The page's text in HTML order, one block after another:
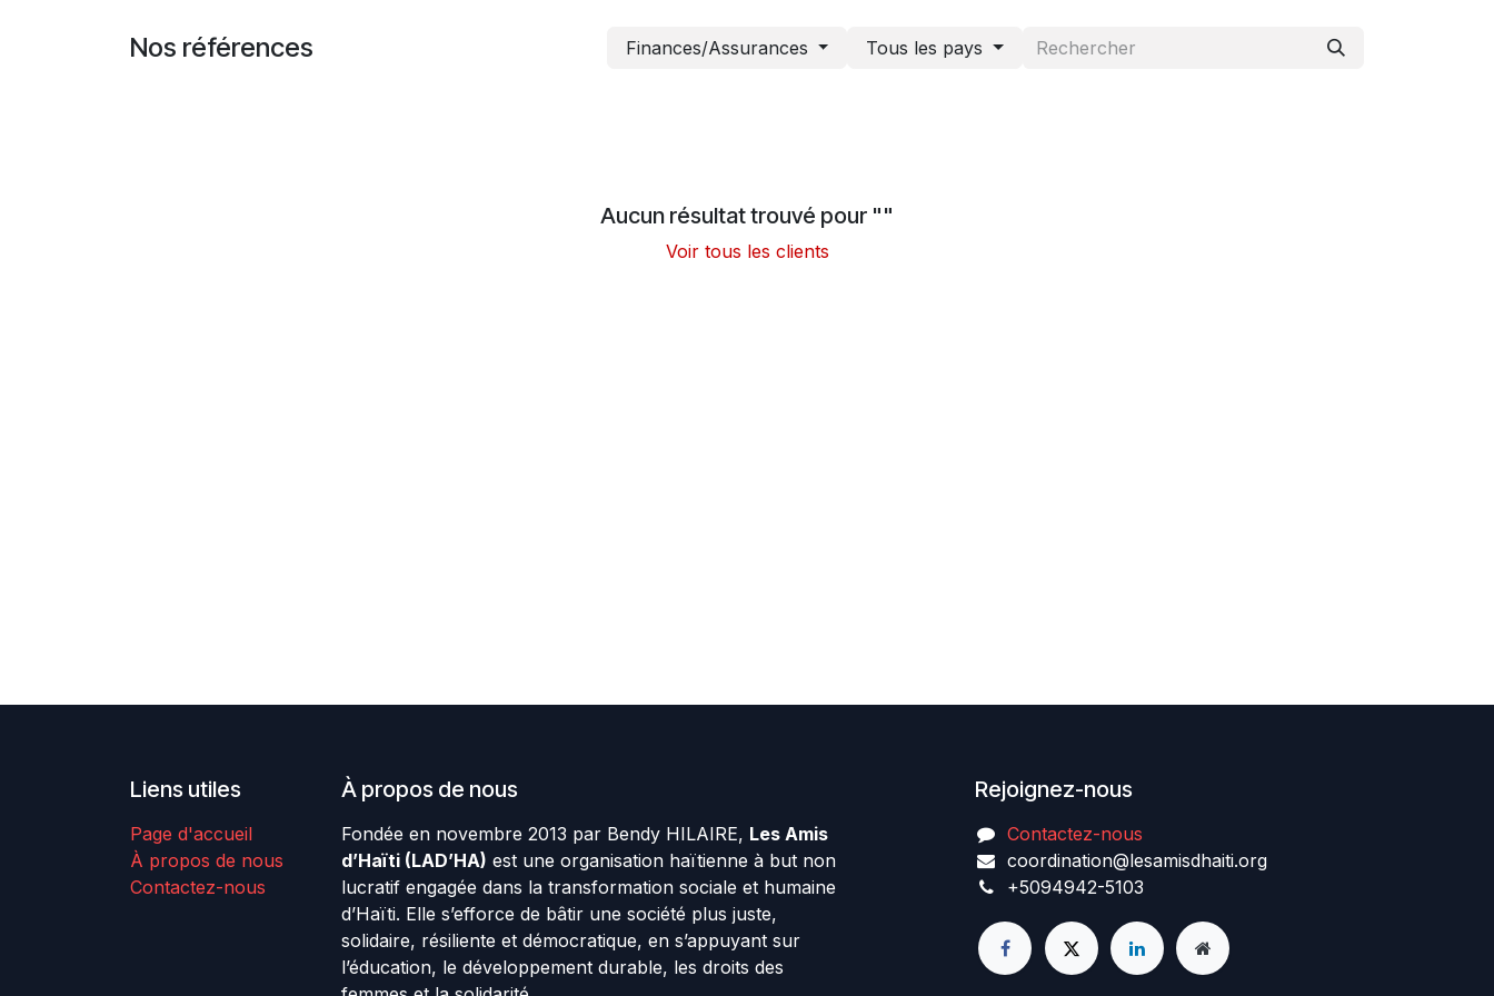
Nos références Finances/Assurances Tous les pays
Aucun résultat trouvé pour ""
Voir tous les clients
Liens utiles
Page d'accueil
À propos de nous
Contactez-nous
À propos de nous
Fondée en novembre 2013 par Bendy HILAIRE, Les Amis
d’Haïti (LAD’HA) est une organisation haïtienne à but non
lucratif engagée dans la transformation sociale et humaine
d’Haïti. Elle s’efforce de bâtir une société plus juste,
solidaire, résiliente et démocratique, en s’appuyant sur
l’éducation, le développement durable, les droits des
Rejoignez-nous
Contactez-nous
coordination@lesamisdhaiti.org
+5094942-5103